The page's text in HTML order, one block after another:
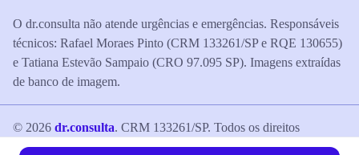
O dr.consulta não atende urgências e emergências. Responsáveis
técnicos: Rafael Moraes Pinto (CRM 133261/SP e RQE 130655)
e Tatiana Estevão Sampaio (CRO 97.095 SP). Imagens extraídas
de banco de imagem.
© 2026 dr.consulta. CRM 133261/SP. Todos os direitos
reservados.